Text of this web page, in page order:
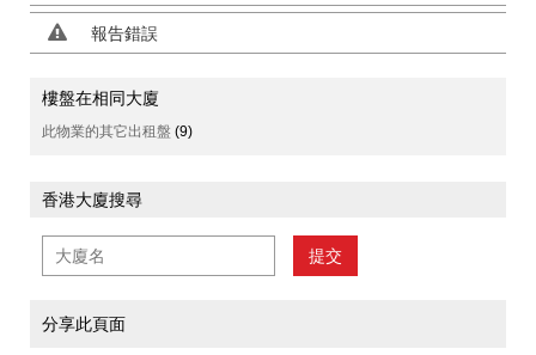
報告錯誤
樓盤在相同大廈
此物業的其它出租盤 (9)
香港大廈搜尋
提交
分享此頁面